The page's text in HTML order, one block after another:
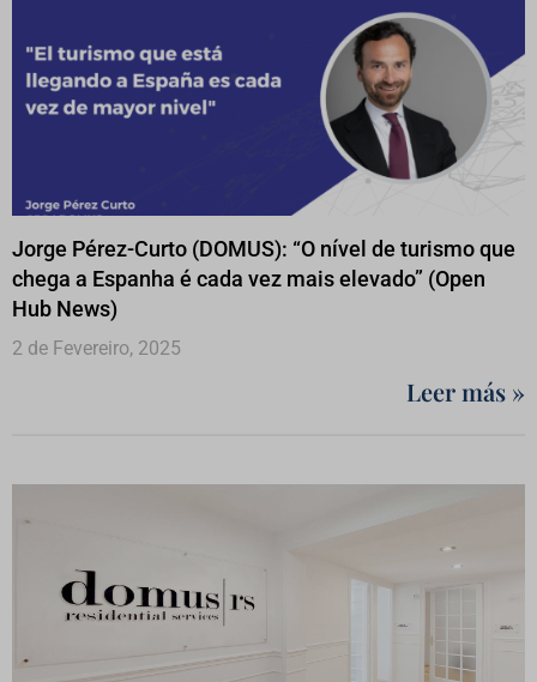
Jorge Pérez-Curto (DOMUS): “O nível de turismo que
chega a Espanha é cada vez mais elevado” (Open
Hub News)
2 de Fevereiro, 2025
Leer más »